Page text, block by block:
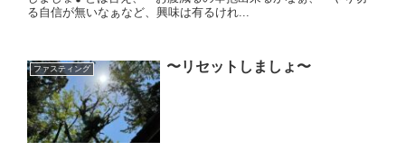
る自信が無いなぁなど、興味は有るけれ...
ファスティング 〜リセットしましょ〜